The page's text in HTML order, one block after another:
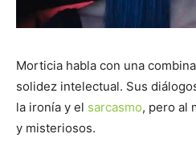
Morticia habla con una
solidez intelectual. Sus
la ironía y el sarcasmo, pero al
y misteriosos.